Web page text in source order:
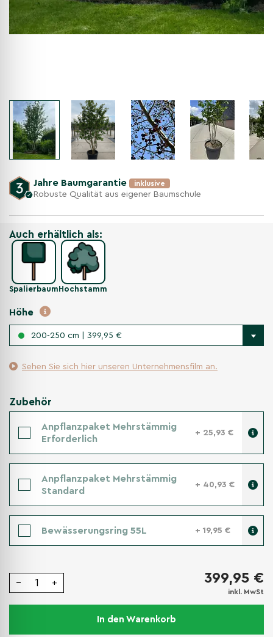
Jahre Baumgarantie inklusive
Robuste Qualität aus eigener Baumschule
Auch erhältlich als:
SpalierbaumHochstamm
Höhe
200-250 cm | 399,95 €
Sehen Sie sich hier unseren Unternehmensfilm an.
Zubehör
Anpflanzpaket Mehrstämmig
Erforderlich
+ 25,93 €
Anpflanzpaket Mehrstämmig
Standard
+ 40,93 €
Bewässerungsring 55L + 19,95 €
− + 399,95 €
inkl. MwSt
In den Warenkorb